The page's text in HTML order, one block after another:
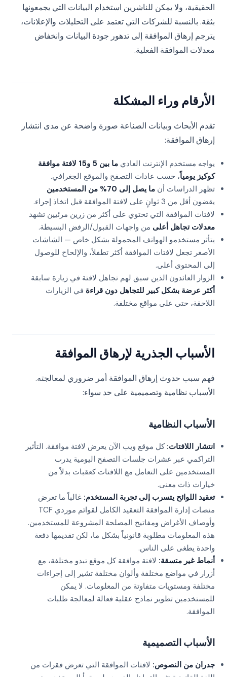
الحقيقية، ولا يمكن للناشرين استخدام البيانات التي يجمعونها
بثقة. بالنسبة للشركات التي تعتمد على التحليلات والإعلانات،
يترجم إرهاق الموافقة إلى تدهور جودة البيانات وانخفاض
معدلات الموافقة الفعلية.
الأرقام وراء المشكلة
تقدم الأبحاث وبيانات الصناعة صورة واضحة عن مدى انتشار
إرهاق الموافقة:
يواجه مستخدم الإنترنت العادي
ما بين 5 و15 لافتة موافقة
كوكيز يومياً، حسب عادات التصفح والموقع الجغرافي.
تظهر الدراسات أن ما يصل إلى 70% من المستخدمين
يقضون أقل من 3 ثوانٍ على لافتة الموافقة قبل اتخاذ إجراء.
لافتات الموافقة التي تحتوي على أكثر من زرين مرئيين تشهد
معدلات تجاهل أعلى من واجهات القبول/الرفض البسيطة.
يتأثر مستخدمو الهواتف المحمولة بشكل خاص — الشاشات
الأصغر تجعل لافتات الموافقة أكثر تطفلاً، والإلحاح للوصول
إلى المحتوى أعلى.
الزوار العائدون الذين سبق لهم تجاهل لافتة في زيارة سابقة
أكثر عرضة بشكل كبير للتجاهل دون قراءة في الزيارات
اللاحقة، حتى على مواقع مختلفة.
الأسباب الجذرية لإرهاق الموافقة
فهم سبب حدوث إرهاق الموافقة أمر ضروري لمعالجته.
الأسباب نظامية وتصميمية على حد سواء:
الأسباب النظامية
انتشار اللافتات: كل موقع ويب الآن يعرض لافتة موافقة. التأثير
التراكمي عبر عشرات جلسات التصفح اليومية يدرب
المستخدمين على التعامل مع اللافتات كعقبات بدلاً من
خيارات ذات معنى.
تعقيد اللوائح يتسرب إلى تجربة المستخدم: غالباً ما تعرض
منصات إدارة الموافقة التعقيد الكامل لقوائم موردي TCF
وأوصاف الأغراض ومفاتيح المصلحة المشروعة للمستخدمين.
هذه المعلومات مطلوبة قانونياً بشكل ما، لكن تقديمها دفعة
واحدة يطغى على الناس.
أنماط غير متسقة: لافتة موافقة كل موقع تبدو مختلفة، مع
أزرار في مواضع مختلفة وألوان مختلفة تشير إلى إجراءات
مختلفة ومستويات متفاوتة من المعلومات. لا يمكن
للمستخدمين تطوير نماذج عقلية فعالة لمعالجة طلبات
الموافقة.
الأسباب التصميمية
جدران من النصوص: لافتات الموافقة التي تعرض فقرات من